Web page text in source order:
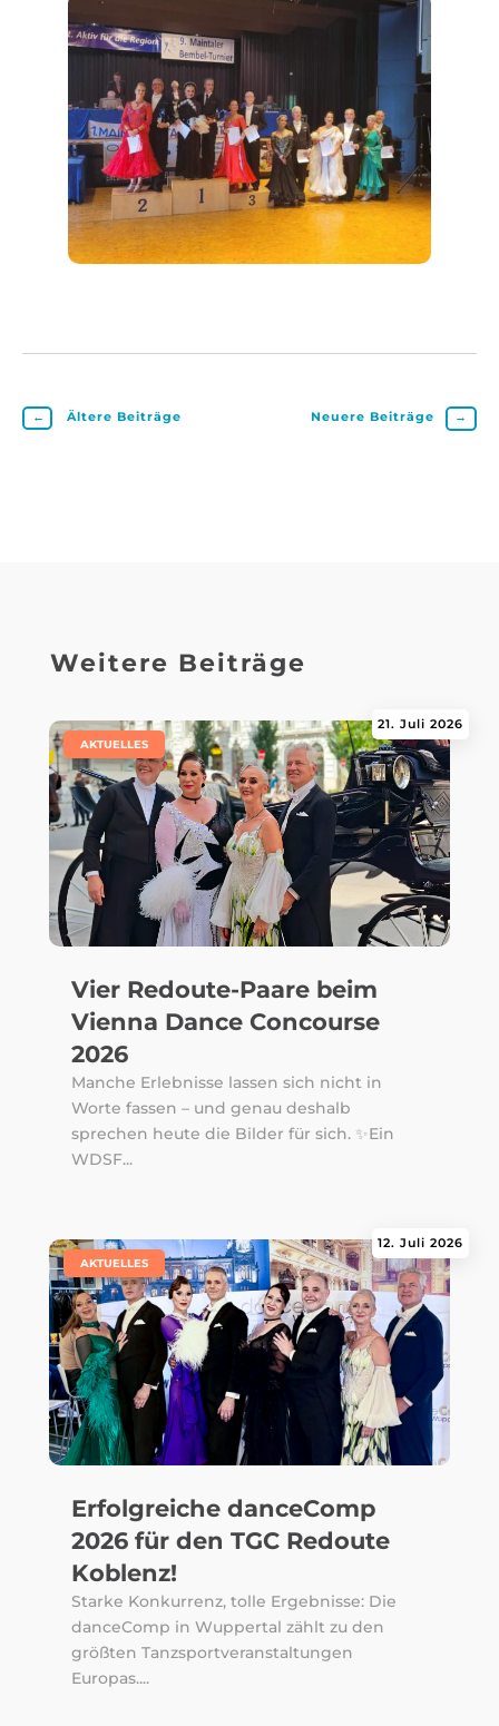
← Ältere Beiträge Neuere Beiträge →
Weitere Beiträge
Vier Redoute-Paare beim
Vienna Dance Concourse
2026
21. Juli 2026
AKTUELLES
Manche Erlebnisse lassen sich nicht in
Worte fassen – und genau deshalb
sprechen heute die Bilder für sich. ✨Ein
WDSF...
Erfolgreiche danceComp
2026 für den TGC Redoute
Koblenz!
12. Juli 2026
AKTUELLES
Starke Konkurrenz, tolle Ergebnisse: Die
danceComp in Wuppertal zählt zu den
größten Tanzsportveranstaltungen
Europas....